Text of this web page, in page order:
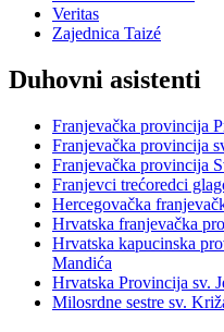
Veritas
Zajednica Taizé
Duhovni asistenti
Franjevačka provincija
Franjevačka provincija
Franjevačka provincija
Franjevci trećoredci
Hercegovačka
Hrvatska franjevačka
Hrvatska kapucinska
Mandića
Hrvatska Provincija sv.
Milosrdne sestre sv.